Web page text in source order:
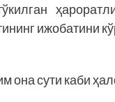
ижобатини
она сути каби